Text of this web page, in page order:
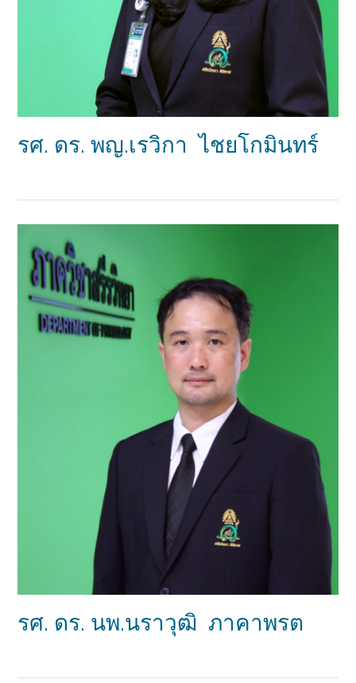
รศ. ดร. พญ.เรวิกา ไชยโกมินทร์
รศ. ดร. นพ.นราวุฒิ ภาคาพรต